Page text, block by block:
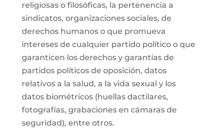
religiosas o filosóficas, la pertenencia a
sindicatos, organizaciones sociales, de
derechos humanos o que promueva
intereses de cualquier partido político o que
garanticen los derechos y garantías de
partidos políticos de oposición, datos
relativos a la salud, a la vida sexual y los
datos biométricos (huellas dactilares,
fotografías, grabaciones en cámaras de
seguridad), entre otros.